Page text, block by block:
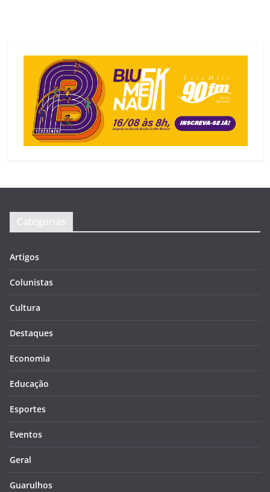
Categorias
Artigos
Colunistas
Cultura
Destaques
Economia
Educação
Esportes
Eventos
Geral
Guarulhos